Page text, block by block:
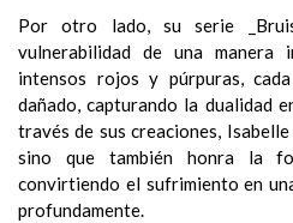
Por otro lado, su serie
vulnerabilidad de una manera
intensos rojos y púrpuras,
dañado, capturando la dualidad
través de sus creaciones,
sino que también honra la
convirtiendo el sufrimiento en
profundamente.